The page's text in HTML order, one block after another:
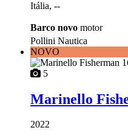
Itália, --
Barco novo motor
Pollini Nautica
NOVO
5
Marinello
2022